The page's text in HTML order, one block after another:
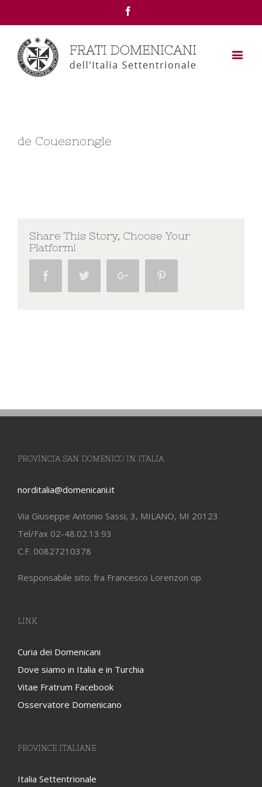
de Couesnongle
Share This Story, Choose Your
Platform!
Facebook Twitter Google+
PROVINCIA SAN DOMENICO IN ITALIA
norditalia@domenicani.it
Via Giuseppe Antonio Sassi, 3, MILANO, MI 20123
Tel/Fax 02-48.02.13.93
C.F. 00827210378
Responsabile sito: fra Francesco Lorenzon op
LINK
Curia dei Domenicani
Dove siamo in Italia e in Turchia
Vitae Fratrum Facebook
Osservatore Domenicano
PROVINCE ITALIANE
Italia Settentrionale